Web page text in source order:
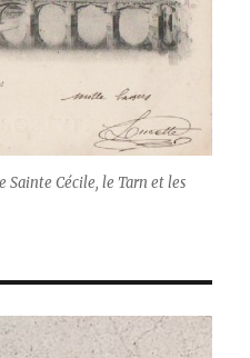
Sainte Cécile, le Tarn et les